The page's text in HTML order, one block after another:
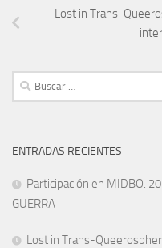
Lost in Trans-
Buscar:
ENTRADAS RECIENTES
Participación en MIDBO.
GUERRA
Lost in Trans-